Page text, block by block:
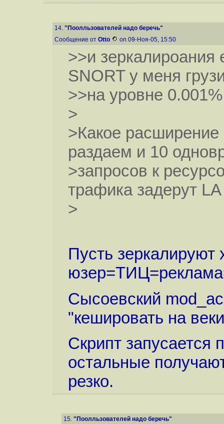
14. "Поолльзователей надо беречь"
Сообщение от Otto on 09-Ноя-05, 15:50
>>и зеркалироания
SNORT у меня
>>на уровне
>
>Какое
раздаем и 10
>запросов к
трафика задерут
>
Пусть зеркалируют
Сысоевский
"кешировать на
Скрипт запусается
остальные
резко.
15. "Поолльзователей надо беречь"